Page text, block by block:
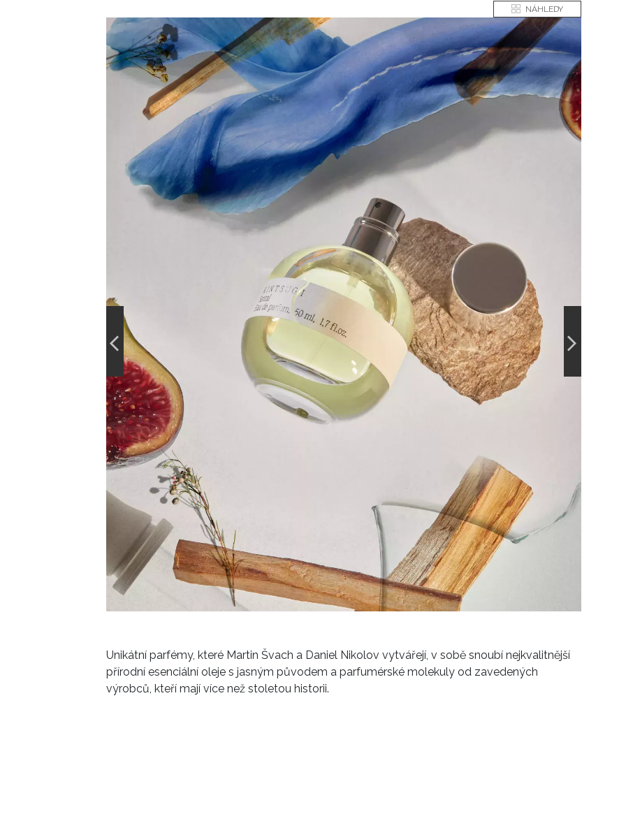
NÁHLEDY
Unikátní parfémy, které Martin Švach a Daniel Nikolov vytvářejí, v sobě snoubí nejkvalitnější
přírodní esenciální oleje s jasným původem a parfumérské molekuly od zavedených
výrobců, kteří mají více než stoletou historii.